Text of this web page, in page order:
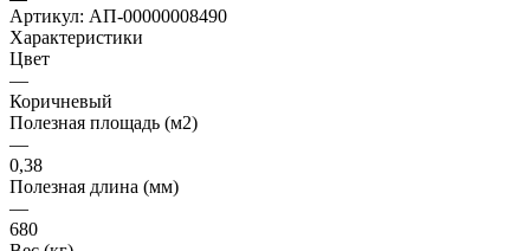
Артикул: АП-00000008490
Характеристики
Цвет
—
Коричневый
Полезная площадь (м2)
—
0,38
Полезная длина (мм)
—
680